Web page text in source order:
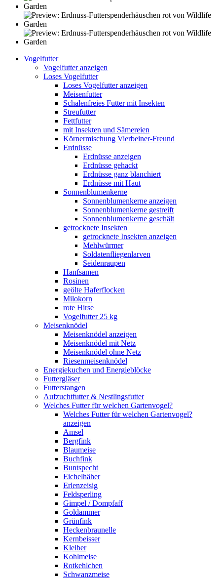
Vogelfutter
Vogelfutter anzeigen
Loses Vogelfutter
Loses Vogelfutter anzeigen
Meisenfutter
Schalenfreies Futter mit Insekten
Streufutter
Fettfutter
mit Insekten und Sämereien
Körnermischung Vierbeiner-Freund
Erdnüsse
Erdnüsse anzeigen
Erdnüsse gehackt
Erdnüsse ganz blanchiert
Erdnüsse mit Haut
Sonnenblumenkerne
Sonnenblumenkerne anzeigen
Sonnenblumenkerne gestreift
Sonnenblumenkerne geschält
getrocknete Insekten
getrocknete Insekten anzeigen
Mehlwürmer
Soldatenfliegenlarven
Seidenraupen
Hanfsamen
Rosinen
geölte Haferflocken
Milokorn
rote Hirse
Vogelfutter 25 kg
Meisenknödel
Meisenknödel anzeigen
Meisenknödel mit Netz
Meisenknödel ohne Netz
Riesenmeisenknödel
Energiekuchen und Energieblöcke
Futtergläser
Futterstangen
Aufzuchtfutter & Nestlingsfutter
Welches Futter für welchen Gartenvogel?
Welches Futter für welchen Gartenvogel?
anzeigen
Amsel
Bergfink
Blaumeise
Buchfink
Buntspecht
Eichelhäher
Erlenzeisig
Feldsperling
Gimpel / Dompfaff
Goldammer
Grünfink
Heckenbraunelle
Kernbeisser
Kleiber
Kohlmeise
Rotkehlchen
Schwanzmeise